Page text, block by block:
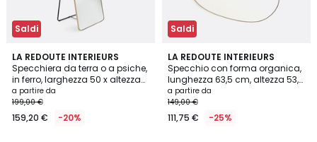
Saldi
LA REDOUTE INTERIEURS
Specchiera da terra o a psiche,
in ferro, larghezza 50 x altezza
150 cm, IODUS
a partire da
199,00 €
159,20 € -20%
4,2
/ 5
2
Colori
Saldi
LA REDOUTE INTERIEURS
Specchio con forma organica,
lunghezza 63,5 cm, altezza 53,3
cm, ORNICA
a partire da
149,00 €
111,75 € -25%
4,5
/ 5
2
Colori